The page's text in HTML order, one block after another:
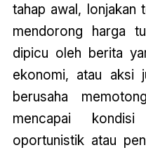
tahap awal, lonjakan
mendorong harga
dipicu oleh berita
ekonomi, atau aksi
berusaha
mencapai
oportunistik atau